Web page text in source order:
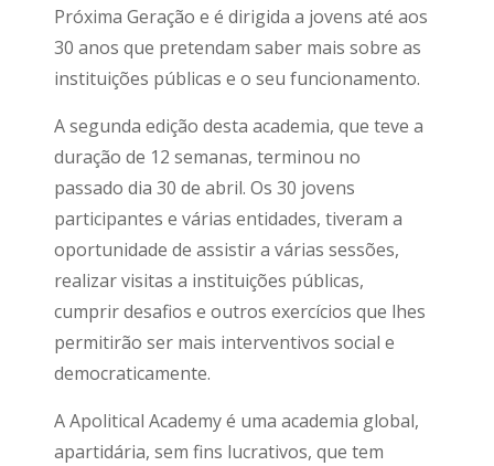
Próxima Geração e é dirigida a jovens até aos
30 anos que pretendam saber mais sobre as
instituições públicas e o seu funcionamento.
A segunda edição desta academia, que teve a
duração de 12 semanas, terminou no
passado dia 30 de abril. Os 30 jovens
participantes e várias entidades, tiveram a
oportunidade de assistir a várias sessões,
realizar visitas a instituições públicas,
cumprir desafios e outros exercícios que lhes
permitirão ser mais interventivos social e
democraticamente.
A Apolitical Academy é uma academia global,
apartidária, sem fins lucrativos, que tem